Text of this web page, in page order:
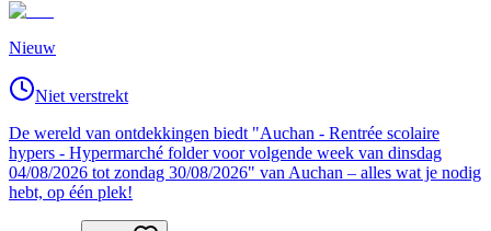
Nieuw
Niet verstrekt
De wereld van ontdekkingen biedt "Auchan - Rentrée scolaire
hypers - Hypermarché folder voor volgende week van dinsdag
04/08/2026 tot zondag 30/08/2026" van Auchan – alles wat je nodig
hebt, op één plek!